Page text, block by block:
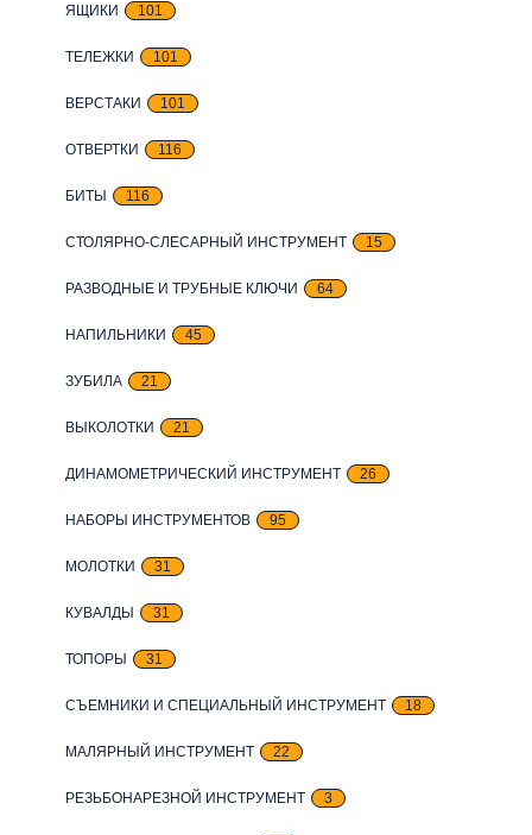
ЯЩИКИ 101
ТЕЛЕЖКИ 101
ВЕРСТАКИ 101
ОТВЕРТКИ 116
БИТЫ 116
СТОЛЯРНО-СЛЕСАРНЫЙ ИНСТРУМЕНТ 15
РАЗВОДНЫЕ И ТРУБНЫЕ КЛЮЧИ 64
НАПИЛЬНИКИ 45
ЗУБИЛА 21
ВЫКОЛОТКИ 21
ДИНАМОМЕТРИЧЕСКИЙ ИНСТРУМЕНТ 26
НАБОРЫ ИНСТРУМЕНТОВ 95
МОЛОТКИ 31
КУВАЛДЫ 31
ТОПОРЫ 31
СЪЕМНИКИ И СПЕЦИАЛЬНЫЙ ИНСТРУМЕНТ 18
МАЛЯРНЫЙ ИНСТРУМЕНТ 22
РЕЗЬБОНАРЕЗНОЙ ИНСТРУМЕНТ 3